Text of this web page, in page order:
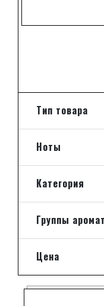
Тип товара
Ноты
Категория
Группы
Цена